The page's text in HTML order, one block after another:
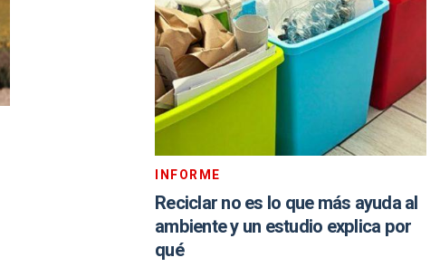
INFORME
Reciclar no es lo que más ayuda al
ambiente y un estudio explica por
qué